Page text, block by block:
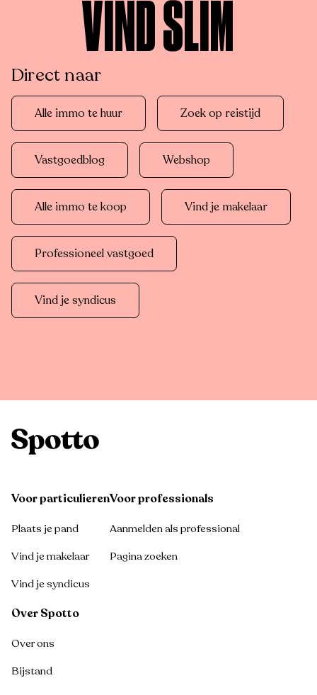
VIND SLIM
Direct naar
Alle immo te huur Zoek op reistijd
Vastgoedblog Webshop
Alle immo te koop Vind je makelaar
Professioneel vastgoed
Vind je syndicus
Voor particulieren
Plaats je pand
Vind je makelaar
Vind je syndicus
Voor professionals
Aanmelden als professional
Pagina zoeken
Over Spotto
Over ons
Bijstand